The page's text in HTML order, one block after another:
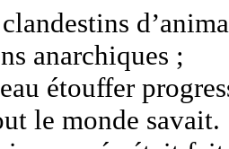
clandestins
anarchiques ;
étouffer
le monde savait.